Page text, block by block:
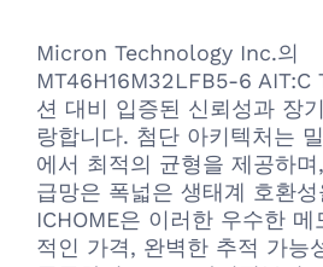
Micron Technology Inc.의
MT46H16M32LFB5-6 AIT:C
션 대비 입증된 신뢰성과 장
랑합니다. 첨단 아키텍처는
에서 최적의 균형을 제공하
급망은 폭넓은 생태계 호환
ICHOME은 이러한 우수한
적인 가격, 완벽한 추적 가능